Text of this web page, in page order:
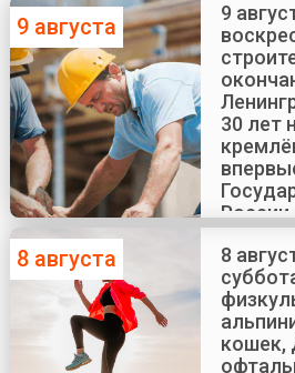
9 августа
9
30 лет
России
8 августа
8
кошек,